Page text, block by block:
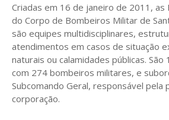
Criadas em 16 de janeiro de 2011, as
do Corpo de Bombeiros Militar de
são equipes multidisciplinares,
atendimentos em casos de situação
naturais ou calamidades públicas. São
com 274 bombeiros militares, e
Subcomando Geral, responsável pela
corporação.